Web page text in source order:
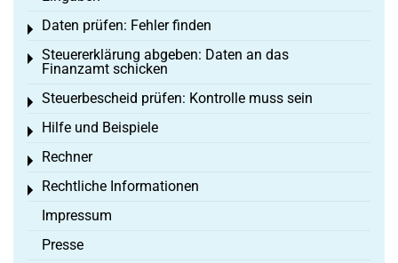
Daten prüfen: Fehler finden
Toggle menu
Steuererklärung abgeben: Daten an das
Finanzamt schicken
Toggle menu
Steuerbescheid prüfen: Kontrolle muss sein
Toggle menu
Hilfe und Beispiele
Toggle menu
Rechner
Toggle menu
Rechtliche Informationen
Toggle menu
Impressum
Presse